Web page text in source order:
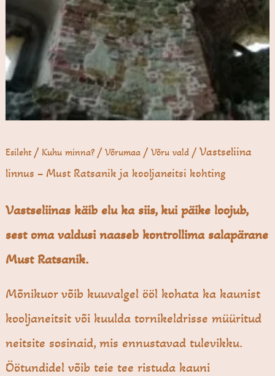
Esileht / Kuhu minna? /Võrumaa /Võru vald / Vastseliina
linnus – Must Ratsanik ja kooljaneitsi kohting
Vastseliinas käib elu ka siis, kui päike loojub,
sest oma valdusi naaseb kontrollima salapärane
Must Ratsanik.
Mõnikuor võib kuuvalgel ööl kohata ka kaunist
kooljaneitsit või kuulda tornikeldrisse müüritud
neitsite sosinaid, mis ennustavad tulevikku.
Öötundidel võib teie tee ristuda kauni